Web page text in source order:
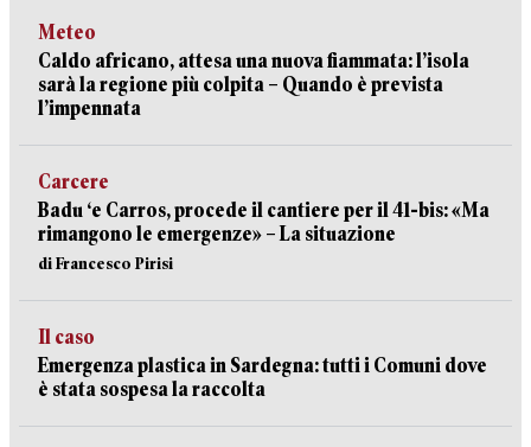
Meteo
Caldo africano, attesa una nuova fiammata: l’isola
sarà la regione più colpita – Quando è prevista
l’impennata
Carcere
Badu ‘e Carros, procede il cantiere per il 41-bis: «Ma
rimangono le emergenze» – La situazione
di Francesco Pirisi
Il caso
Emergenza plastica in Sardegna: tutti i Comuni dove
è stata sospesa la raccolta